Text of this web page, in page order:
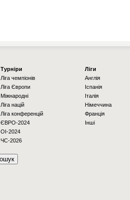
Турніри
Ліга чемпіонів
Ліга Європи
Міжнародні
Ліга націй
Ліга конференцій
ЄВРО-2024
OI-2024
ЧС-2026
Ліги
Англія
Іспанія
Італія
Німеччина
Франція
Інші